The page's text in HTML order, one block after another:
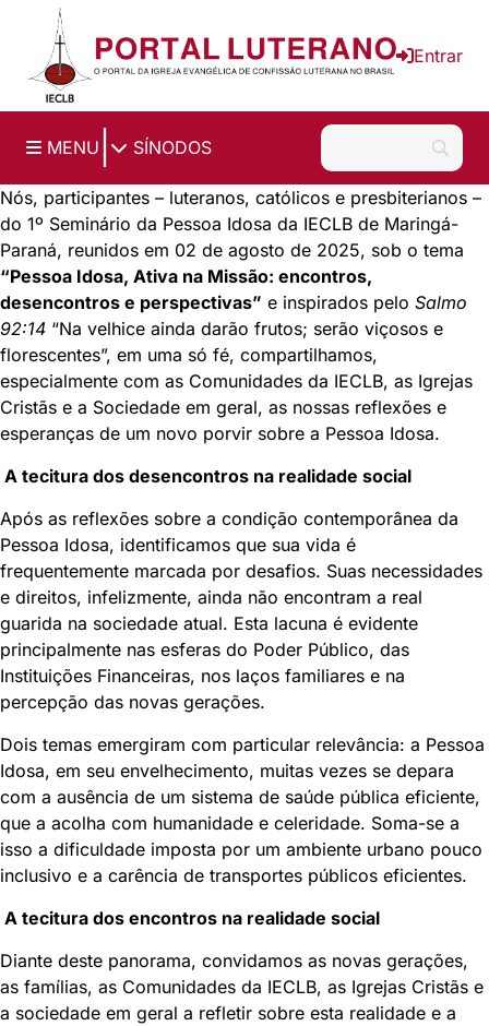
Ir para o conteúdo principal
Entrar
MENU SÍNODOS
Nós, participantes – luteranos, católicos e presbiterianos –
do 1º Seminário da Pessoa Idosa da IECLB de Maringá-
Paraná, reunidos em 02 de agosto de 2025, sob o tema
“Pessoa Idosa, Ativa na Missão: encontros,
desencontros e perspectivas” e inspirados pelo Salmo
92:14 “Na velhice ainda darão frutos; serão viçosos e
florescentes”, em uma só fé, compartilhamos,
especialmente com as Comunidades da IECLB, as Igrejas
Cristãs e a Sociedade em geral, as nossas reflexões e
esperanças de um novo porvir sobre a Pessoa Idosa.
A tecitura dos desencontros na realidade social
Após as reflexões sobre a condição contemporânea da
Pessoa Idosa, identificamos que sua vida é
frequentemente marcada por desafios. Suas necessidades
e direitos, infelizmente, ainda não encontram a real
guarida na sociedade atual. Esta lacuna é evidente
principalmente nas esferas do Poder Público, das
Instituições Financeiras, nos laços familiares e na
percepção das novas gerações.
Dois temas emergiram com particular relevância: a Pessoa
Idosa, em seu envelhecimento, muitas vezes se depara
com a ausência de um sistema de saúde pública eficiente,
que a acolha com humanidade e celeridade. Soma-se a
isso a dificuldade imposta por um ambiente urbano pouco
inclusivo e a carência de transportes públicos eficientes.
A tecitura dos encontros na realidade social
Diante deste panorama, convidamos as novas gerações,
as famílias, as Comunidades da IECLB, as Igrejas Cristãs e
a sociedade em geral a refletir sobre esta realidade e a